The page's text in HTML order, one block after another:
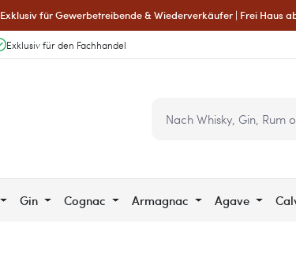
Exklusiv für Gewerbetreibende & Wiederverkäufer | Frei Haus
Exklusiv für den Fachhandel
Gin Cognac Armagnac Agave